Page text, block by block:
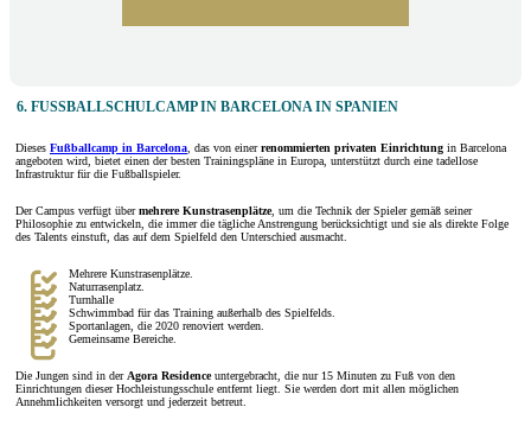
6. FUSSBALLSCHULCAMP IN BARCELONA IN SPANIEN
Dieses Fußballcamp in Barcelona , das von einerrenommierten privaten Einrichtung in Barcelona
angeboten wird, bietet einen der besten Trainingspläne in Europa, unterstützt durch eine tadellose
Infrastruktur für die Fußballspieler.
Der Campus verfügt übermehrere Kunstrasenplätze, um die Technik der Spieler gemäß seiner
Philosophie zu entwickeln, die immer die tägliche Anstrengung berücksichtigt und sie als direkte Folge
des Talents einstuft, das auf dem Spielfeld den Unterschied ausmacht.
Mehrere Kunstrasenplätze.
Naturrasenplatz.
Turnhalle
Schwimmbad für das Training außerhalb des Spielfelds.
Sportanlagen, die 2020 renoviert werden.
Gemeinsame Bereiche.
Die Jungen sind in der Agora Residenceuntergebracht, die nur 15 Minuten zu Fuß von den
Einrichtungen dieser Hochleistungsschule entfernt liegt. Sie werden dort mit allen möglichen
Annehmlichkeiten versorgt und jederzeit betreut.